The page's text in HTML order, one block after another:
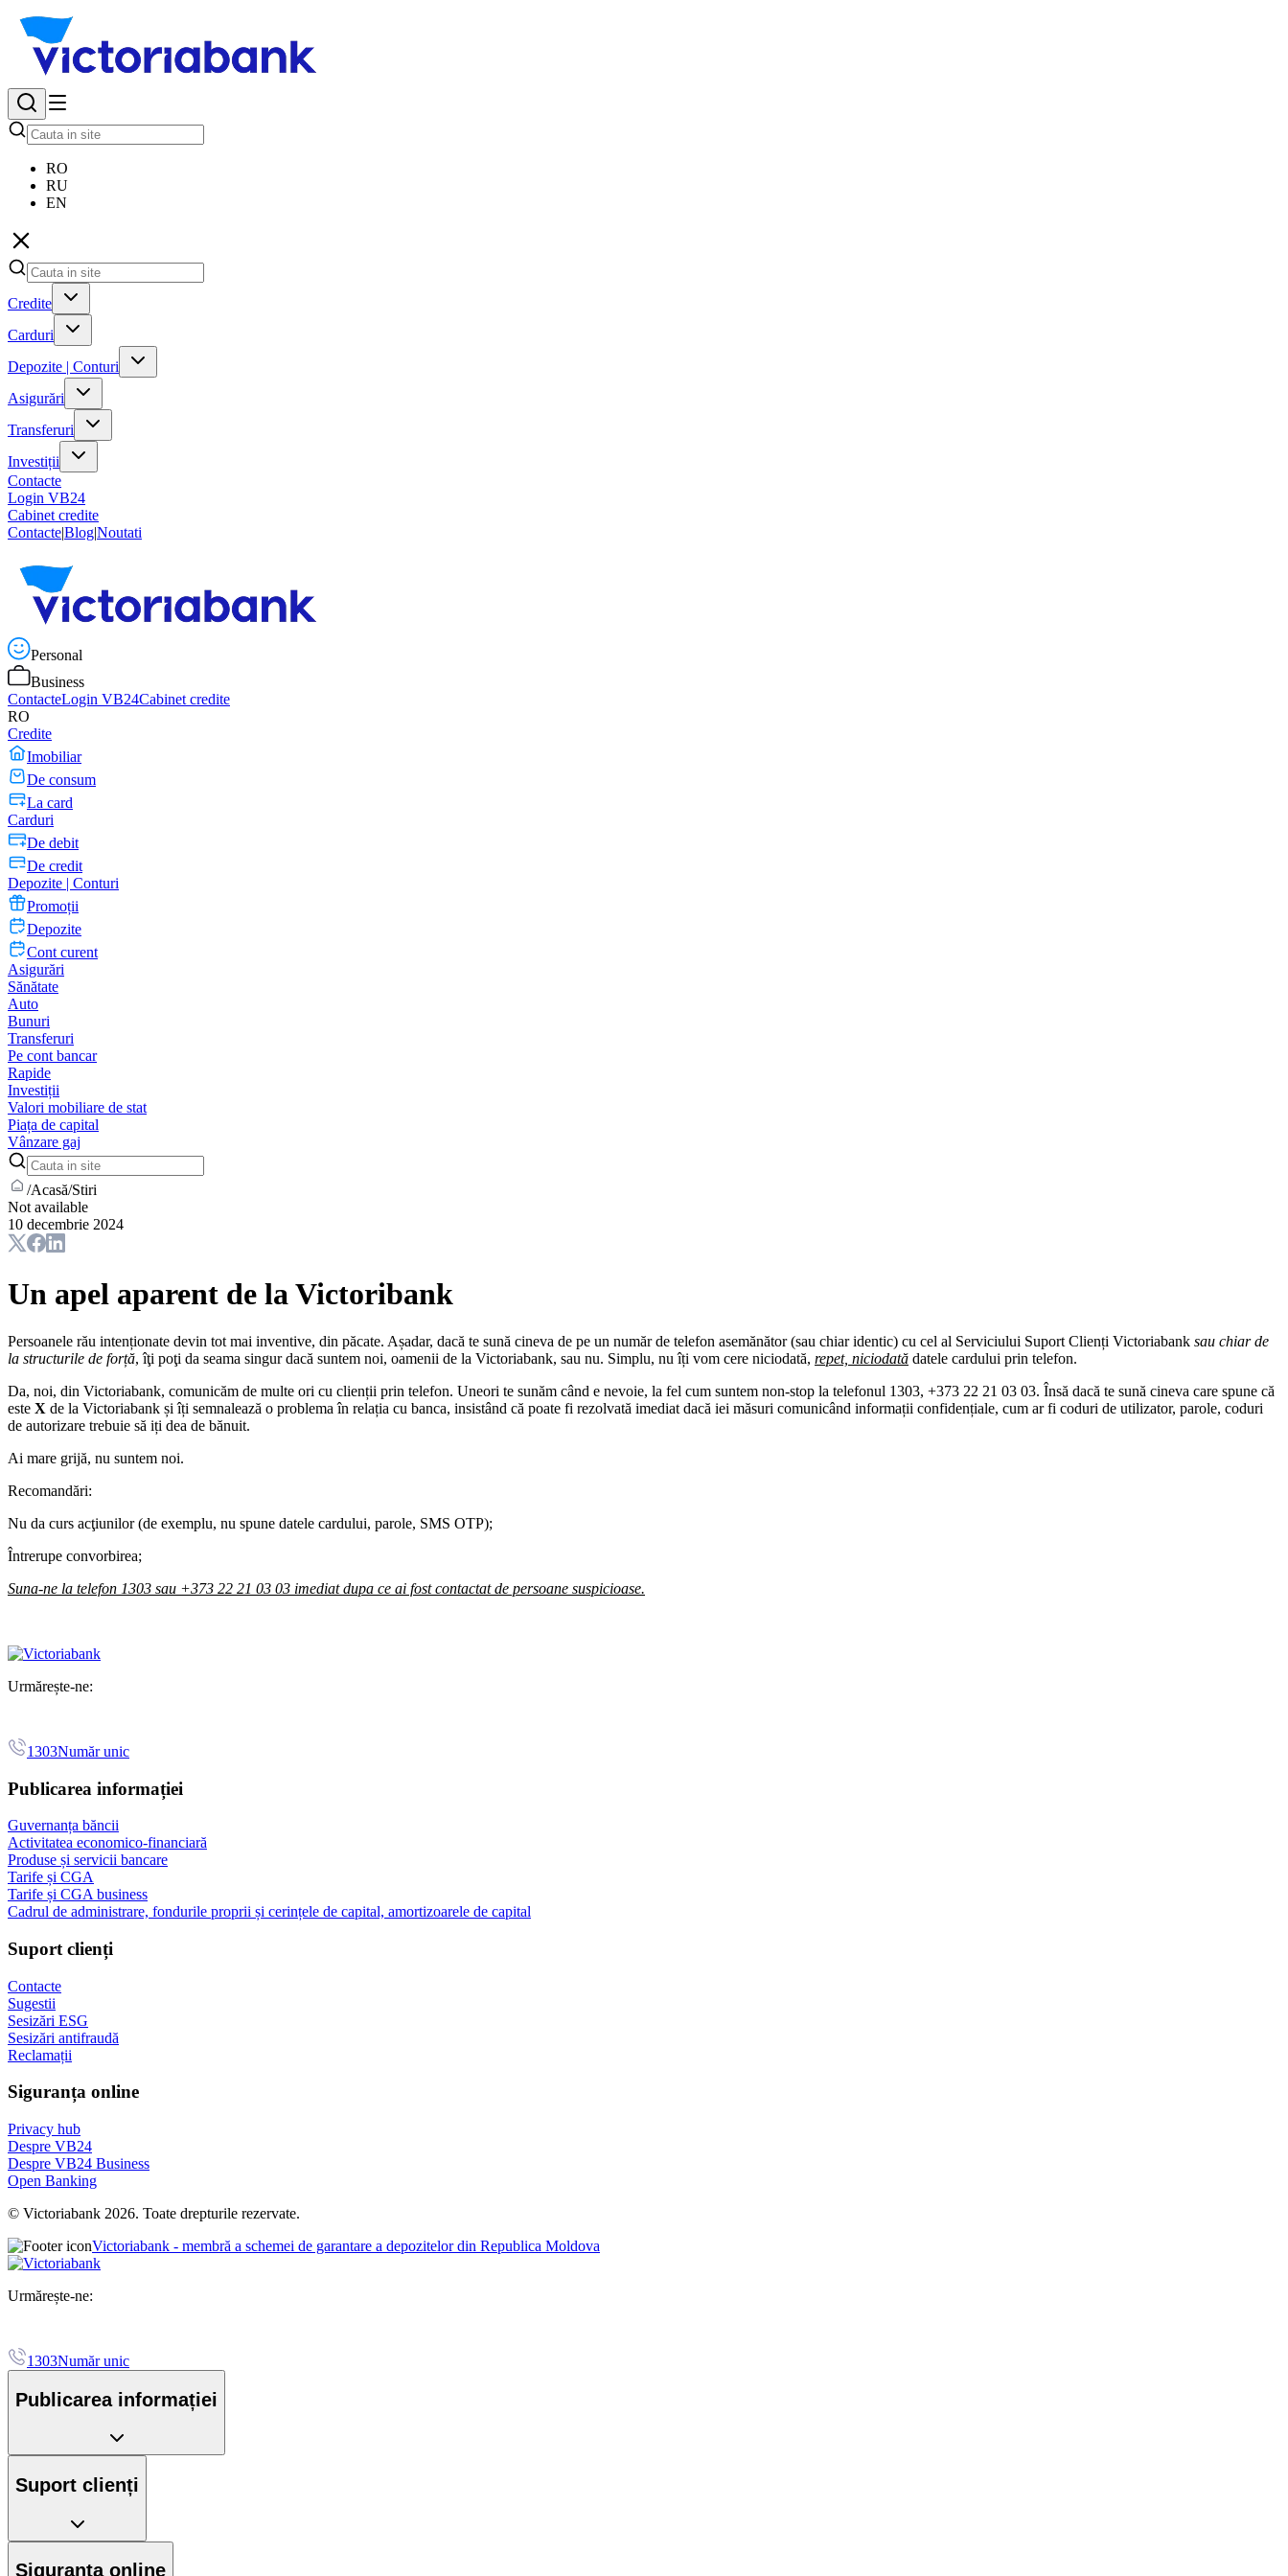
RO
RU
EN
Credite
Carduri
Depozite | Conturi
Asigurări
Transferuri
Investiții
Contacte
Login VB24
Cabinet credite
Contacte|Blog|Noutati
Personal
Business
ContacteLogin VB24Cabinet credite
RO
Credite
Imobiliar
De consum
La card
Carduri
De debit
De credit
Depozite | Conturi
Promoții
Depozite
Cont curent
Asigurări
Sănătate
Auto
Bunuri
Transferuri
Pe cont bancar
Rapide
Investiții
Valori mobiliare de stat
Piața de capital
Vânzare gaj
/Acasă/Stiri
Not available
10 decembrie 2024
Un apel aparent de la Victoribank
Persoanele rău intenționate devin tot mai inventive, din păcate. Așadar, dacă te sună cineva de pe un număr de telefon asemănător (sau chiar identic) cu cel al Serviciului Suport Clienți Victoriabank sau chiar de
la structurile de forță, îţi poţi da seama singur dacă suntem noi, oamenii de la Victoriabank, sau nu. Simplu, nu îți vom cere niciodată, repet, niciodată datele cardului prin telefon.
Da, noi, din Victoriabank, comunicăm de multe ori cu clienții prin telefon. Uneori te sunăm când e nevoie, la fel cum suntem non-stop la telefonul 1303, +373 22 21 03 03. Însă dacă te sună cineva care spune că
este X de la Victoriabank și îți semnalează o problema în relația cu banca, insistând că poate fi rezolvată imediat dacă iei măsuri comunicând informații confidențiale, cum ar fi coduri de utilizator, parole, coduri
de autorizare trebuie să iți dea de bănuit.
Ai mare grijă, nu suntem noi.
Recomandări:
Nu da curs acţiunilor (de exemplu, nu spune datele cardului, parole, SMS OTP);
Întrerupe convorbirea;
Suna-ne la telefon 1303 sau +373 22 21 03 03 imediat dupa ce ai fost contactat de persoane suspicioase.
Urmărește-ne:
1303Număr unic
Publicarea informației
Guvernanța băncii
Activitatea economico-financiară
Produse și servicii bancare
Tarife și CGA
Tarife și CGA business
Cadrul de administrare, fondurile proprii și cerințele de capital, amortizoarele de capital
Suport clienți
Contacte
Sugestii
Sesizări ESG
Sesizări antifraudă
Reclamații
Siguranța online
Privacy hub
Despre VB24
Despre VB24 Business
Open Banking
© Victoriabank 2026. Toate drepturile rezervate.
Victoriabank - membră a schemei de garantare a depozitelor din Republica Moldova
Urmărește-ne:
1303Număr unic
Publicarea informației
Suport clienți
Siguranța online